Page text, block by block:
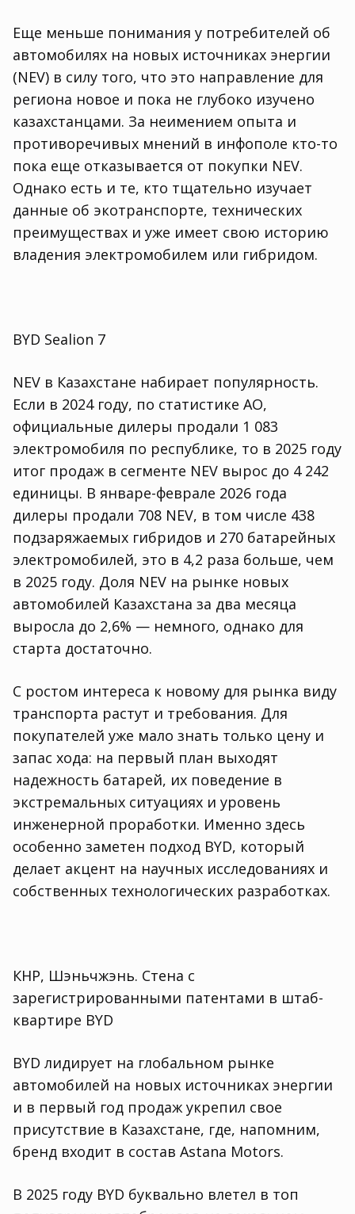
Еще меньше понимания у потребителей об
автомобилях на новых источниках энергии
(NEV) в силу того, что это направление для
региона новое и пока не глубоко изучено
казахстанцами. За неимением опыта и
противоречивых мнений в инфополе кто-то
пока еще отказывается от покупки NEV.
Однако есть и те, кто тщательно изучает
данные об экотранспорте, технических
преимуществах и уже имеет свою историю
владения электромобилем или гибридом.
BYD Sealion 7
NEV в Казахстане набирает популярность.
Если в 2024 году, по статистике ҚАО,
официальные дилеры продали 1 083
электромобиля по республике, то в 2025 году
итог продаж в сегменте NEV вырос до 4 242
единицы. В январе-феврале 2026 года
дилеры продали 708 NEV, в том числе 438
подзаряжаемых гибридов и 270 батарейных
электромобилей, это в 4,2 раза больше, чем
в 2025 году. Доля NEV на рынке новых
автомобилей Казахстана за два месяца
выросла до 2,6% — немного, однако для
старта достаточно.
С ростом интереса к новому для рынка виду
транспорта растут и требования. Для
покупателей уже мало знать только цену и
запас хода: на первый план выходят
надежность батарей, их поведение в
экстремальных ситуациях и уровень
инженерной проработки. Именно здесь
особенно заметен подход BYD, который
делает акцент на научных исследованиях и
собственных технологических разработках.
КНР, Шэньчжэнь. Стена с
зарегистрированными патентами в штаб-
квартире BYD
BYD лидирует на глобальном рынке
автомобилей на новых источниках энергии
и в первый год продаж укрепил свое
присутствие в Казахстане, где, напомним,
бренд входит в состав Astana Motors.
В 2025 году BYD буквально влетел в топ